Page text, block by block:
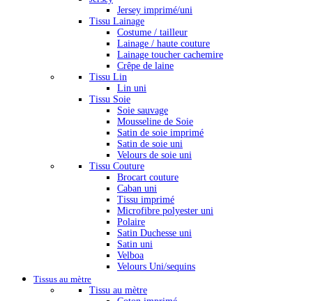
Jersey imprimé/uni
Tissu Lainage
Costume / tailleur
Lainage / haute couture
Lainage toucher cachemire
Crêpe de laine
Tissu Lin
Lin uni
Tissu Soie
Soie sauvage
Mousseline de Soie
Satin de soie imprimé
Satin de soie uni
Velours de soie uni
Tissu Couture
Brocart couture
Caban uni
Tissu imprimé
Microfibre polyester uni
Polaire
Satin Duchesse uni
Satin uni
Velboa
Velours Uni/sequins
Tissus au mètre
Tissu au mètre